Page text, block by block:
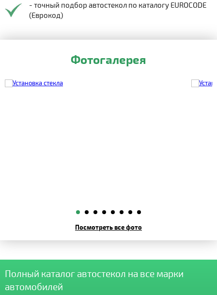
- точный подбор автостекол по каталогу EUROCODE
(Еврокод)
Фотогалерея
Посмотреть все фото
Полный каталог автостекол на все марки
автомобилей